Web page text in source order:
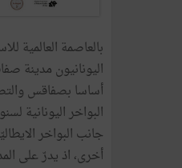
بالعاصمة العالمية
اليونانيون مدينة
أساسا بصفاقس
البواخر
جانب البواخر
أخرى، اذ يدرّ على